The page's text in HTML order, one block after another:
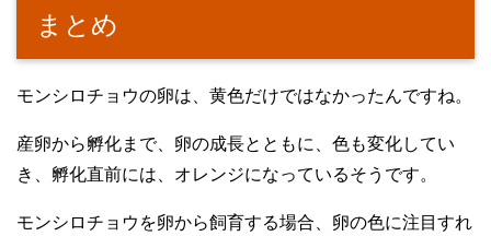
まとめ
モンシロチョウの卵は、黄色だけではなかったんですね。
産卵から孵化まで、卵の成長とともに、色も変化してい
き、孵化直前には、オレンジになっているそうです。
モンシロチョウを卵から飼育する場合、卵の色に注目すれ